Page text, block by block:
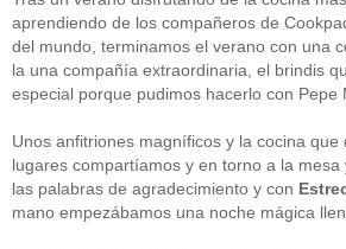
CATEGORÍAS
Alimentos(44)
America(8)
Carnes(3)
cataluña(1)
aprendiendo de los compañeros de
del mundo, terminamos el verano con una
la una compañía extraordinaria, el brindis
especial porque pudimos hacerlo con Pepe
Unos anfitriones magníficos y la cocina que
lugares compartíamos y en torno a la mesa
las palabras de agradecimiento y con
mano empezábamos una noche mágica